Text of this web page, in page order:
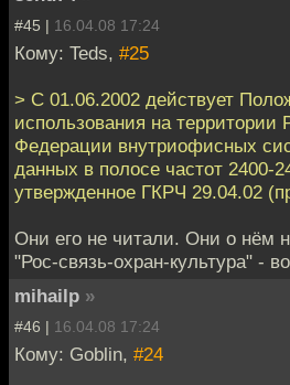
#45 | 16.04.08 17:24
Кому: Teds, #25
> С 01.06.2002 действует
использования на территории
Федерации внутриофисных
данных в полосе частот 2400-
утвержденное ГКРЧ 29.04.02
Они его не читали. Они о нём
"Рос-связь-охран-культура" -
mihailp »
#46 | 16.04.08 17:24
Кому: Goblin, #24